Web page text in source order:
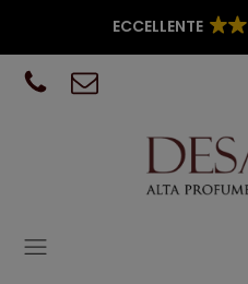
ECCELLENTE